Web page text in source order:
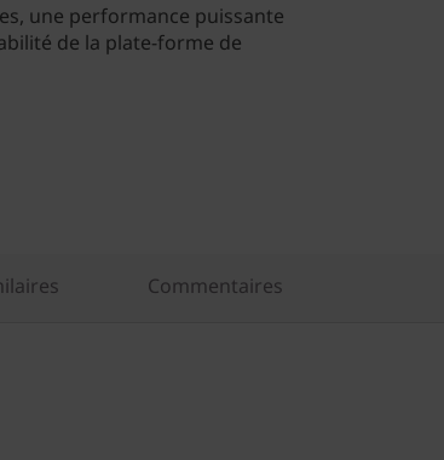
une performance puissante
de la plate-forme de
Commentaires